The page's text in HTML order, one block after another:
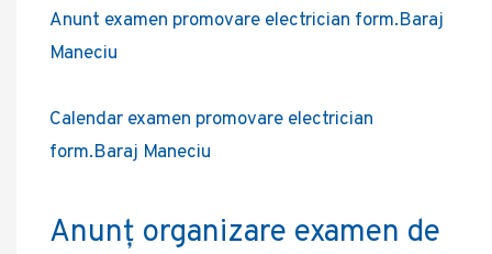
Anunt examen promovare electrician form.Baraj
Maneciu
Calendar examen promovare electrician
form.Baraj Maneciu
Anunț organizare examen de